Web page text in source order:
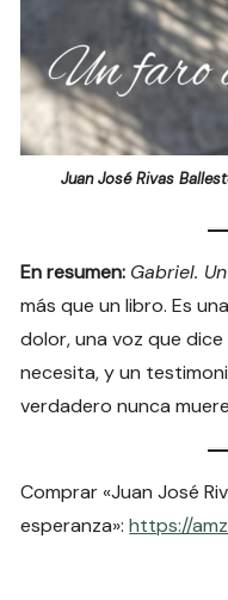
Juan José Rivas
En resumen: Gabriel.
más que un libro. Es
dolor, una voz que
necesita, y un
verdadero nunca
Comprar «Juan José
esperanza»:https://